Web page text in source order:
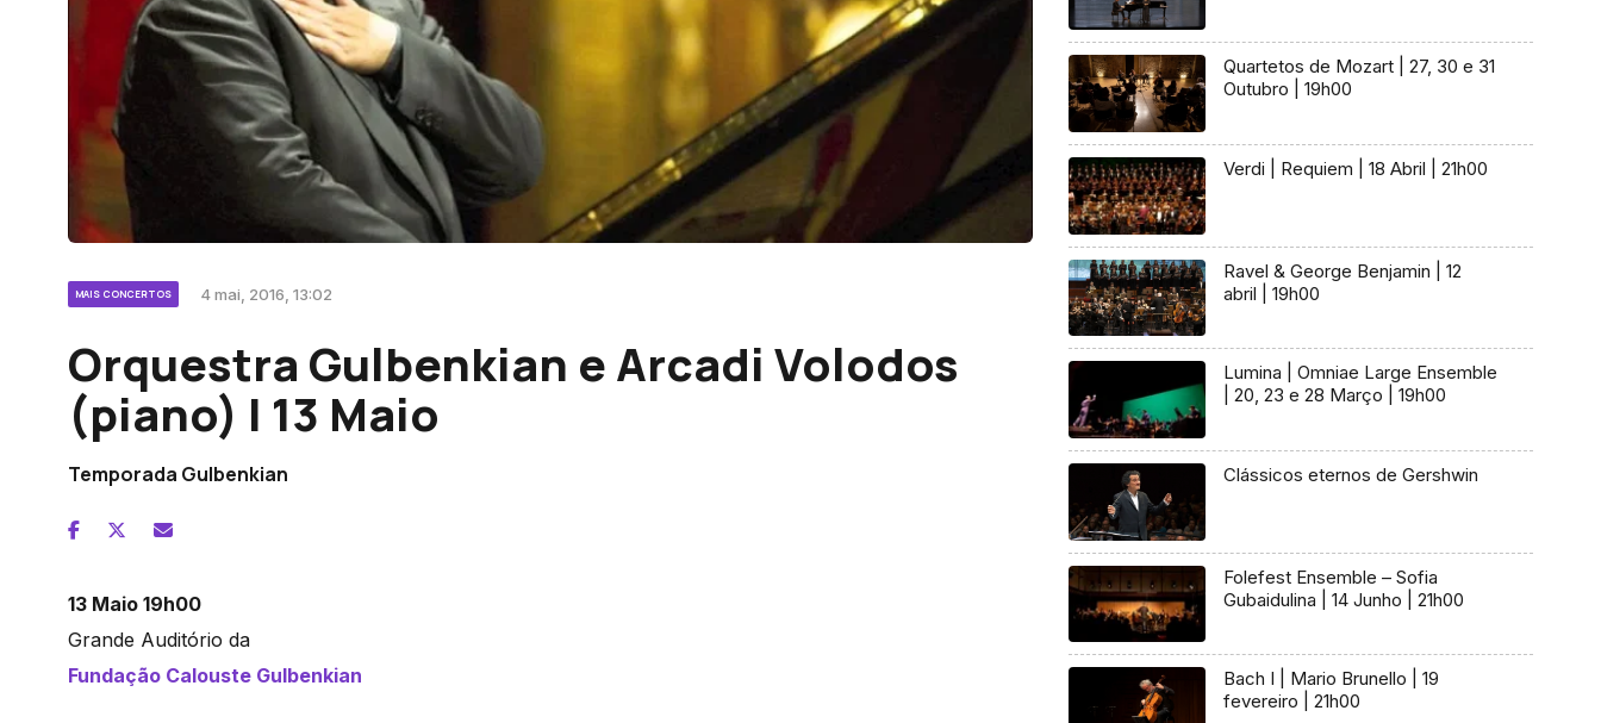
MAIS CONCERTOS 4 mai, 2016, 13:02
Orquestra Gulbenkian e Arcadi Volodos
(piano) | 13 Maio
Temporada Gulbenkian
13 Maio 19h00
Grande Auditório da
Fundação Calouste Gulbenkian
Quartetos de Mozart | 27, 30 e 31
Outubro | 19h00
Verdi | Requiem | 18 Abril | 21h00
Ravel & George Benjamin | 12
abril | 19h00
Lumina | Omniae Large Ensemble
| 20, 23 e 28 Março | 19h00
Clássicos eternos de Gershwin
Folefest Ensemble – Sofia
Gubaidulina | 14 Junho | 21h00
Bach I | Mario Brunello | 19
fevereiro | 21h00